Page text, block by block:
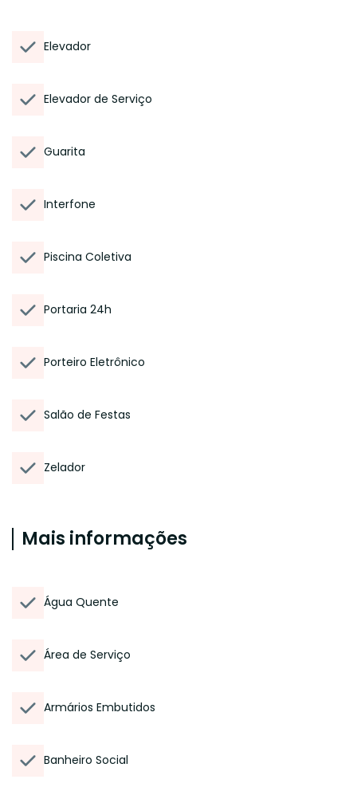
Elevador
Elevador de Serviço
Guarita
Interfone
Piscina Coletiva
Portaria 24h
Porteiro Eletrônico
Salão de Festas
Zelador
Mais informações
Água Quente
Área de Serviço
Armários Embutidos
Banheiro Social